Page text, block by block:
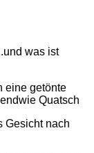
was ist
eine getönte
Quatsch
Gesicht nach